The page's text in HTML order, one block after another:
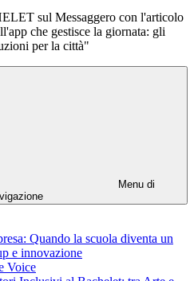
sul Messaggero con l'articolo
che gestisce la giornata: gli
per la città"
Menu di
Quando la scuola diventa un
e innovazione
Voice